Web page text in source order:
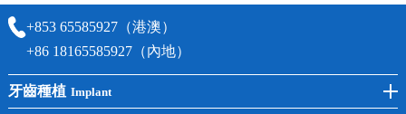
+853 65585927（港澳）
+86 18165585927（內地）
牙齒種植 Implant